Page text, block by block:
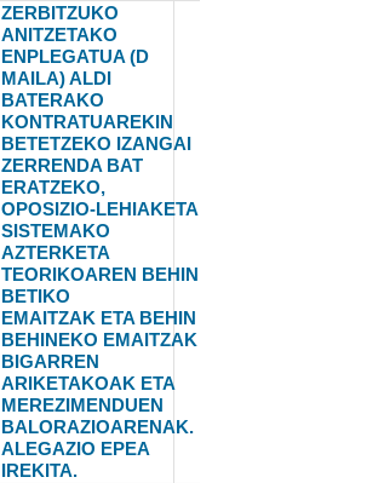
ZERBITZUKO
ANITZETAKO
ENPLEGATUA (D
MAILA) ALDI
BATERAKO
KONTRATUAREKIN
BETETZEKO IZANGAI
ZERRENDA BAT
ERATZEKO,
OPOSIZIO-LEHIAKETA
SISTEMAKO
AZTERKETA
TEORIKOAREN BEHIN
BETIKO
EMAITZAK ETA BEHIN
BEHINEKO EMAITZAK
BIGARREN
ARIKETAKOAK ETA
MEREZIMENDUEN
BALORAZIOARENAK.
ALEGAZIO EPEA
IREKITA.